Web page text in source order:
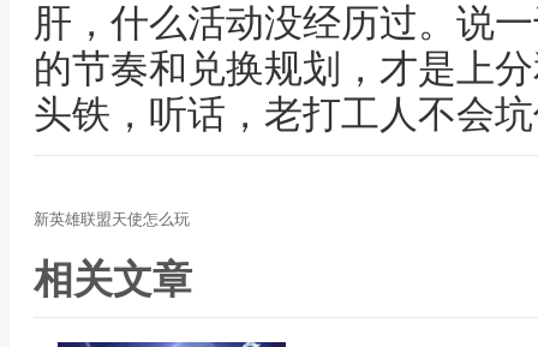
肝，什么活动没经历过。说
的节奏和兑换规划，才是上
头铁，听话，老打工人不会
新英雄联盟天使怎么玩
相关文章